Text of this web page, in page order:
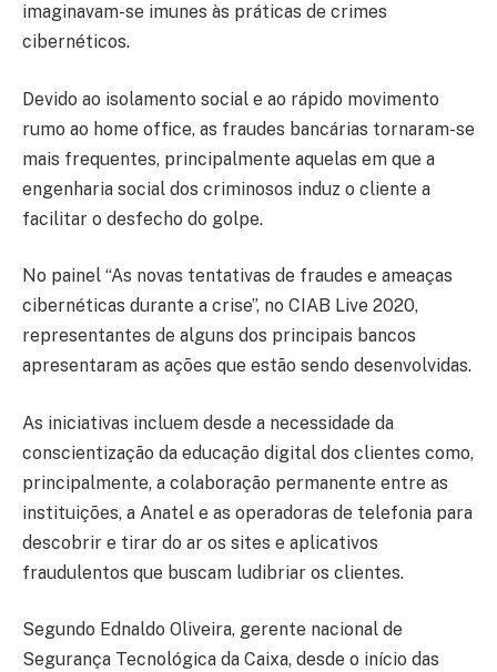
imaginavam-se imunes às práticas de crimes
cibernéticos.
Devido ao isolamento social e ao rápido movimento
rumo ao home office, as fraudes bancárias tornaram-se
mais frequentes, principalmente aquelas em que a
engenharia social dos criminosos induz o cliente a
facilitar o desfecho do golpe.
No painel “As novas tentativas de fraudes e ameaças
cibernéticas durante a crise”, no CIAB Live 2020,
representantes de alguns dos principais bancos
apresentaram as ações que estão sendo desenvolvidas.
As iniciativas incluem desde a necessidade da
conscientização da educação digital dos clientes como,
principalmente, a colaboração permanente entre as
instituições, a Anatel e as operadoras de telefonia para
descobrir e tirar do ar os sites e aplicativos
fraudulentos que buscam ludibriar os clientes.
Segundo Ednaldo Oliveira, gerente nacional de
Segurança Tecnológica da Caixa, desde o início das